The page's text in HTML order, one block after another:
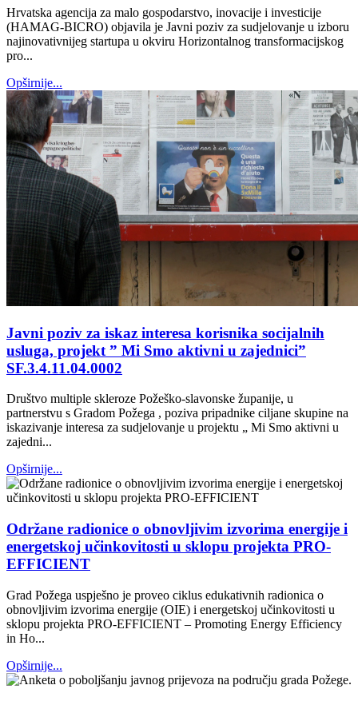
Hrvatska agencija za malo gospodarstvo, inovacije i investicije
(HAMAG-BICRO) objavila je Javni poziv za sudjelovanje u izboru
najinovativnijeg startupa u okviru Horizontalnog transformacijskog
pro...
Opširnije...
Javni poziv za iskaz interesa korisnika socijalnih
usluga, projekt ” Mi Smo aktivni u zajednici”
SF.3.4.11.04.0002
Društvo multiple skleroze Požeško-slavonske županije, u
partnerstvu s Gradom Požega , poziva pripadnike ciljane skupine na
iskazivanje interesa za sudjelovanje u projektu „ Mi Smo aktivni u
zajedni...
Opširnije...
Održane radionice o obnovljivim izvorima energije i
energetskoj učinkovitosti u sklopu projekta PRO-
EFFICIENT
Grad Požega uspješno je proveo ciklus edukativnih radionica o
obnovljivim izvorima energije (OIE) i energetskoj učinkovitosti u
sklopu projekta PRO-EFFICIENT – Promoting Energy Efficiency
in Ho...
Opširnije...